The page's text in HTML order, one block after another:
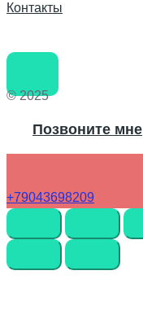
Контакты
© 2025
Позвоните мне
+79043698209